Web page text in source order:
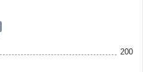
200